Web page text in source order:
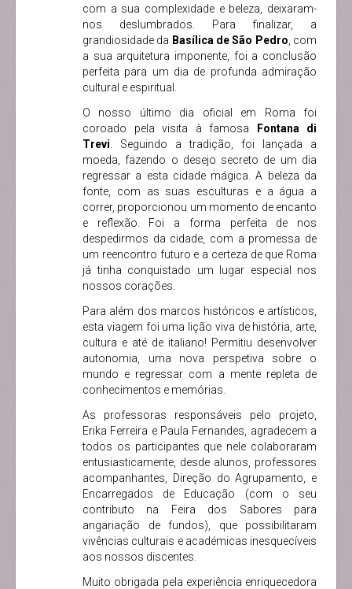
com a sua complexidade e beleza, deixaram-
nos deslumbrados. Para finalizar, a
grandiosidade da Basílica de São Pedro , com
a sua arquitetura imponente, foi a conclusão
perfeita para um dia de profunda admiração
cultural e espiritual.
O nosso último dia oficial em Roma foi
coroado pela visita à famosa
Fontana di
Trevi . Seguindo a tradição, foi lançada a
moeda, fazendo o desejo secreto de um dia
regressar a esta cidade mágica. A beleza da
fonte, com as suas esculturas e a água a
correr, proporcionou um momento de encanto
e reflexão. Foi a forma perfeita de nos
despedirmos da cidade, com a promessa de
um reencontro futuro e a certeza de que Roma
já tinha conquistado um lugar especial nos
nossos corações.
Para além dos marcos históricos e artísticos,
esta viagem foi uma lição viva de história, arte,
cultura e até de italiano! Permitiu desenvolver
autonomia, uma nova perspetiva sobre o
mundo e regressar com a mente repleta de
conhecimentos e memórias.
As professoras responsáveis pelo projeto,
Erika Ferreira e Paula Fernandes, agradecem a
todos os participantes que nele colaboraram
entusiasticamente, desde alunos, professores
acompanhantes, Direção do Agrupamento, e
Encarregados de Educação (com o seu
contributo na Feira dos Sabores para
angariação de fundos), que possibilitaram
vivências culturais e académicas inesquecíveis
aos nossos discentes.
Muito obrigada pela experiência enriquecedora